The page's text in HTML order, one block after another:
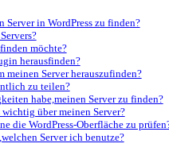
in WordPress zu finden?
‍möchte?
herausfinden?
meinen Server herauszufinden?
zu teilen?
habe,meinen Server ⁣zu finden?
über ​meinen Server?
die ⁢WordPress-Oberfläche zu
Server ich benutze?